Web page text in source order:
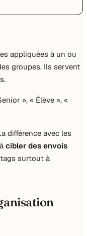
appliquées à un ou
groupes. Ils servent
», « Élève », «
différence avec les
cibler des envois
surtout à